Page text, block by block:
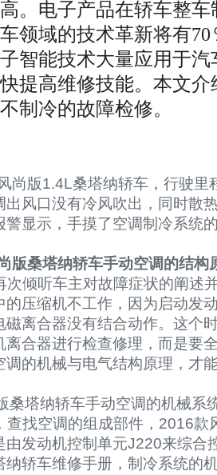
。电子产品在轿车整车
领域的技术革新将有
智能技术大量应用于汽
提高维修技能。本文介
制冷的故障检修。
尚版1.4L桑塔纳轿车，行驶里
出风口没有冷风吹出，同时散
警显示，手摸了空调制冷系统
版桑塔纳轿车手动空调的结构
倾听车主对故障症状的阐述
的压缩机不工作，因为启动发
磁离合器没有结合动作。这个
离合器进行检查修理，而是要
调的机械与电气结构原理，才
塔纳轿车手动空调的机械系
找空调的组成部件，2016款
由发动机控制单元J220来综合
纳轿车维修手册，制冷系统的